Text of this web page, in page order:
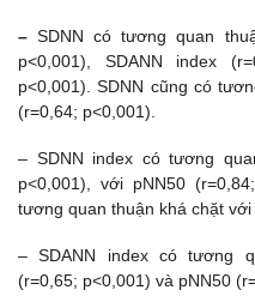
–SDNN có tương quan
p<0,001), SDANN index
p<0,001). SDNN cũng có
(r=0,64; p<0,001).
– SDNN index có tương
p<0,001), với pNN50
tương quan thuận khá chặt
– SDANN index có tương
(r=0,65; p<0,001) và pNN50